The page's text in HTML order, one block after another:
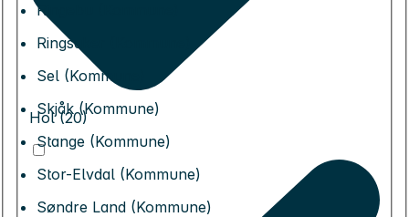
Ringebu (Kommune)
Ringsaker (Kommune)
Sel (Kommune)
Skjåk (Kommune)
Stange (Kommune)
Stor-Elvdal (Kommune)
Søndre Land (Kommune)
Hol (20)